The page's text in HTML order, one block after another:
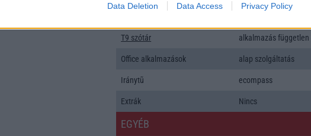
Data Deletion Data Access Privacy Policy
T9 szótár alkalmazás független
Office alkalmazások alap szolgáltatás
Iránytũ ecompass
Extrák Nincs
EGYÉB